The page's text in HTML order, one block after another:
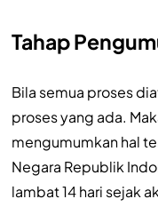
Tahap
Bila semua proses
proses yang ada.
mengumumkan hal
Negara Republik
lambat 14 hari sejak